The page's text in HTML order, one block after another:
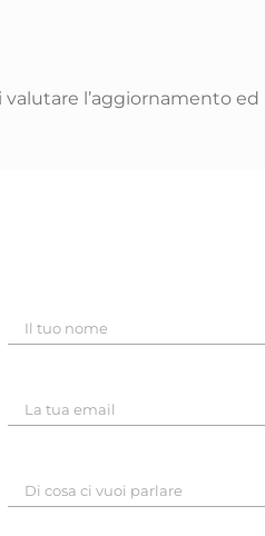
l’aggiornamento